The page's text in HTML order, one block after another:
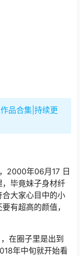
品合集|持续更
2000年06月17 日
毕竟妹子身材纤
大家心目中的小
有超高的颜值，
在圈子里是出到
年中旬就开始看